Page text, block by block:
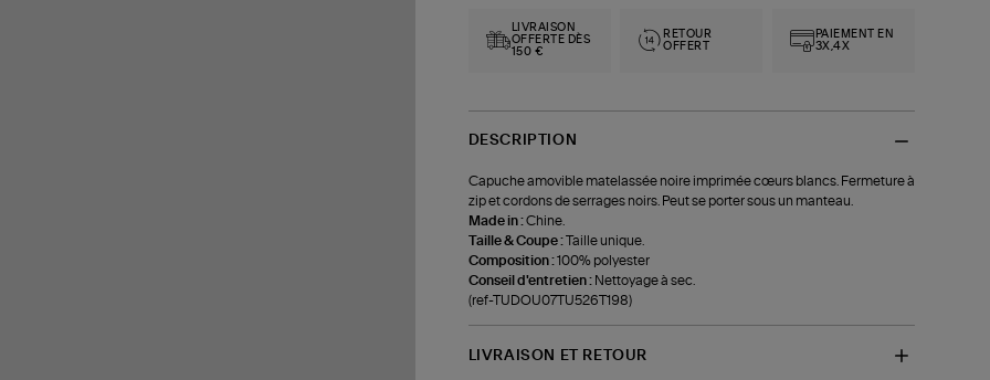
LIVRAISON
OFFERTE DÈS
150 €
RETOUR
OFFERT
PAIEMENT EN
3X,4X
DESCRIPTION
Capuche amovible matelassée noire imprimée cœurs blancs. Fermeture à
zip et cordons de serrages noirs. Peut se porter sous un manteau.
Made in :Chine.
Taille & Coupe :Taille unique.
Composition :100% polyester
Conseil d'entretien : Nettoyage à sec.
(ref-TUDOU07TU526T198)
LIVRAISON ET RETOUR